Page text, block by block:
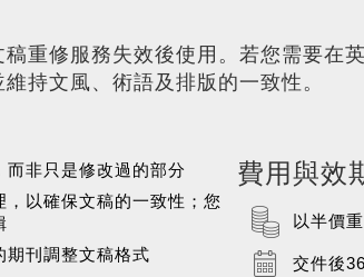
重修服務失效後使用。若您需要在
持文風、術語及排版的一致性。
而非只是修改過的部分
，以確保文稿的一致性；您
期刊調整文稿格式
費用與效
以半價
交件後